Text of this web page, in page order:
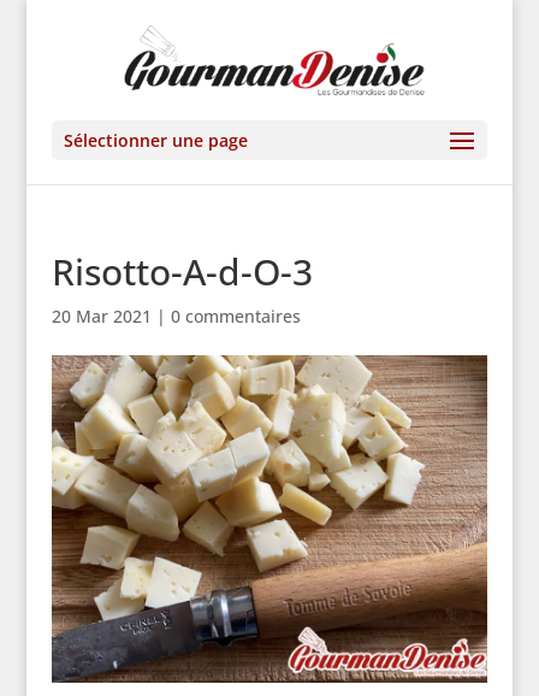
Sélectionner une page
Risotto-A-d-O-3
20 Mar 2021 | 0 commentaires